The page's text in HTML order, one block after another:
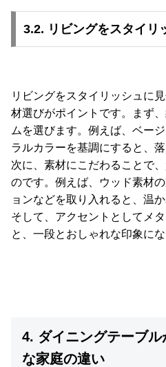
3.2. リビングをスタイリ
リビングをスタイリッシュに
材選びがポイントです。まず
ムを選びます。例えば、ベー
ラルカラーを基調にすると、
次に、素材にこだわることで
のです。例えば、ウッド素材
ョンなどを取り入れると、温
そして、アクセントとしてメ
と、一段とおしゃれな印象にな
4. ダイニングテーブ
な家庭の違い